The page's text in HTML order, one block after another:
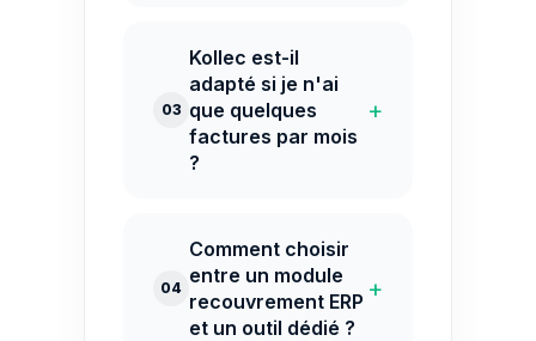
03
Kollec est-il
adapté si je n'ai
que quelques
factures par mois
?
+
04
Comment choisir
entre un module
recouvrement ERP
et un outil dédié ?
+